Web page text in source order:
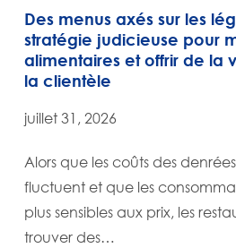
Des menus axés sur les
stratégie judicieuse pour
alimentaires et offrir de la
la clientèle
juillet 31, 2026
Alors que les coûts des
fluctuent et que les
plus sensibles aux prix, les
trouver des…